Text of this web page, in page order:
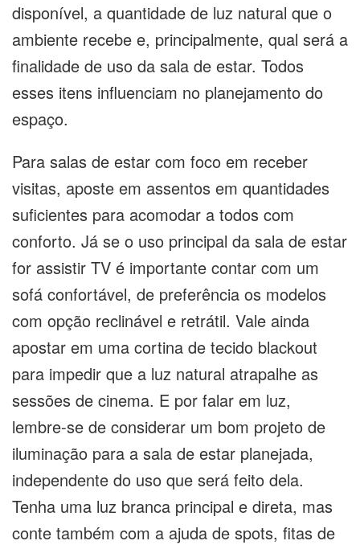
disponível, a quantidade de luz natural que o
ambiente recebe e, principalmente, qual será a
finalidade de uso da sala de estar. Todos
esses itens influenciam no planejamento do
espaço.
Para salas de estar com foco em receber
visitas, aposte em assentos em quantidades
suficientes para acomodar a todos com
conforto. Já se o uso principal da sala de estar
for assistir TV é importante contar com um
sofá confortável, de preferência os modelos
com opção reclinável e retrátil. Vale ainda
apostar em uma cortina de tecido blackout
para impedir que a luz natural atrapalhe as
sessões de cinema. E por falar em luz,
lembre-se de considerar um bom projeto de
iluminação para a sala de estar planejada,
independente do uso que será feito dela.
Tenha uma luz branca principal e direta, mas
conte também com a ajuda de spots, fitas de